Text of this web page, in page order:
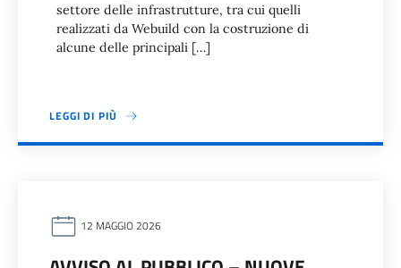
settore delle infrastrutture, tra cui quelli
realizzati da Webuild con la costruzione di
alcune delle principali […]
LEGGI DI PIÙ
12 MAGGIO 2026